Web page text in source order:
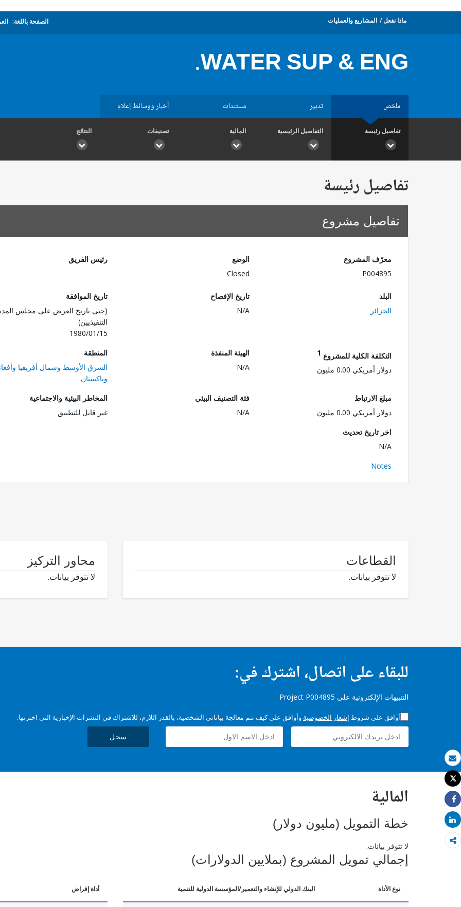
بريد الكتروني
طباعة
Tweet
Share
Share
ماذا نفعل المشاريع والعمليات الصفحة باللغة:
WATER SUP & ENG.
ملخص تدبير مستندات أخبار ووسائط إعلام
تفاصيل رئيسة التفاصيل الرئيسية المالية تصنيفات النتائج
تفاصيل رئيسة
تفاصيل مشروع
معرّف المشروع
P004895
الوضع
Closed
رئيس الفريق
البلد
الجزائر
تاريخ الإفصاح
N/A
تاريخ الموافقة
(حتى تاريخ العرض على مجلس
التنفيذيين)
1980/01/15
التكلفة الكلية للمشروع 1
دولار أمريكي 0.00 مليون
الهيئة المنفذة
N/A
المنطقة
الشرق الأوسط وشمال أفريقيا
وباكستان
مبلغ الارتباط
دولار أمريكي 0.00 مليون
فئة التصنيف البيئي
N/A
المخاطر البيئية والاجتماعية
غير قابل للتطبيق
اخر تاريخ تحديث
N/A
Notes
القطاعات
لا تتوفر بيانات.
محاور التركيز
لا تتوفر بيانات.
للبقاء على اتصال، اشترك في:
التنبيهات الإلكترونية على Project P004895
أوافق على شروط إشعار الخصوصية وأوافق على كيف تتم معالجة بياناتي الشخصية، بالقدر اللازم، للاشتراك في النشرات الإخبارية التي اخترتها.
سجل
المالية
خطة التمويل (مليون دولار)
لا تتوفر بيانات.
إجمالي تمويل المشروع (بملايين الدولارات)
نوع الأداة البنك الدولي للإنشاء والتعمير/المؤسسة الدولية للتنمية أداة إقراض